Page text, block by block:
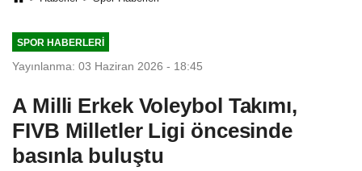
SPOR HABERLERI
Yayınlanma: 03 Haziran 2026 - 18:45
A Milli Erkek Voleybol Takımı,
FIVB Milletler Ligi öncesinde
basınla buluştu